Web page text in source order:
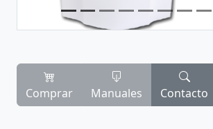
Comprar Manuales Contacto